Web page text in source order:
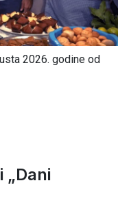
2026. godine od
„Dani